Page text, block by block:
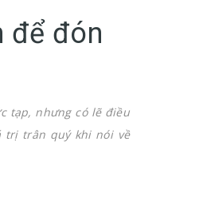
để đón
tạp, nhưng có lẽ điều
trị trân quý khi nói về